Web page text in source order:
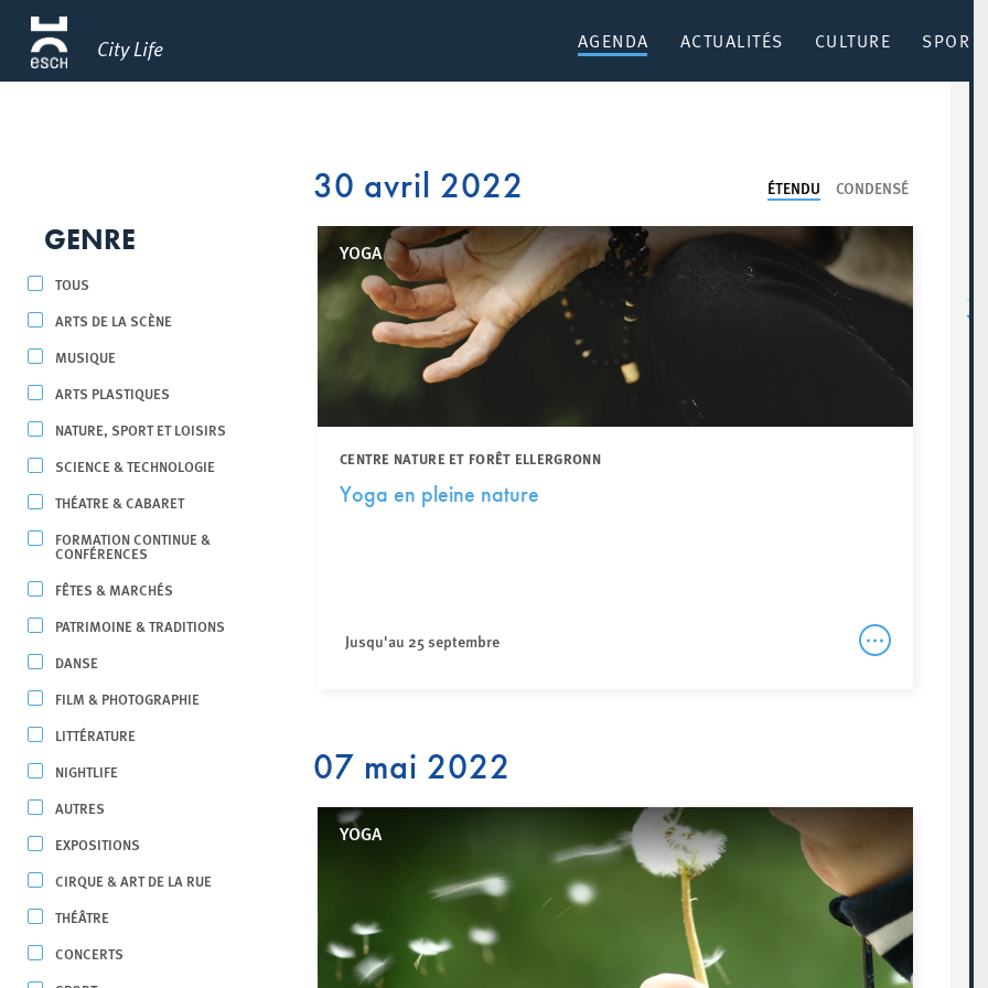
City Life AGENDA ACTUALITÉS CULTURE SPORT
GENRE
TOUS
ARTS DE LA SCÈNE
MUSIQUE
ARTS PLASTIQUES
NATURE, SPORT ET LOISIRS
SCIENCE & TECHNOLOGIE
THÉATRE & CABARET
FORMATION CONTINUE &
CONFÉRENCES
FÊTES & MARCHÉS
PATRIMOINE & TRADITIONS
DANSE
FILM & PHOTOGRAPHIE
LITTÉRATURE
NIGHTLIFE
AUTRES
EXPOSITIONS
CIRQUE & ART DE LA RUE
THÉÂTRE
CONCERTS
ÉTENDU CONDENSÉ
30 avril 2022
YOGA
CENTRE NATURE ET FORÊT ELLERGRONN
Yoga en pleine nature
Jusqu'au 25 septembre
07 mai 2022
YOGA